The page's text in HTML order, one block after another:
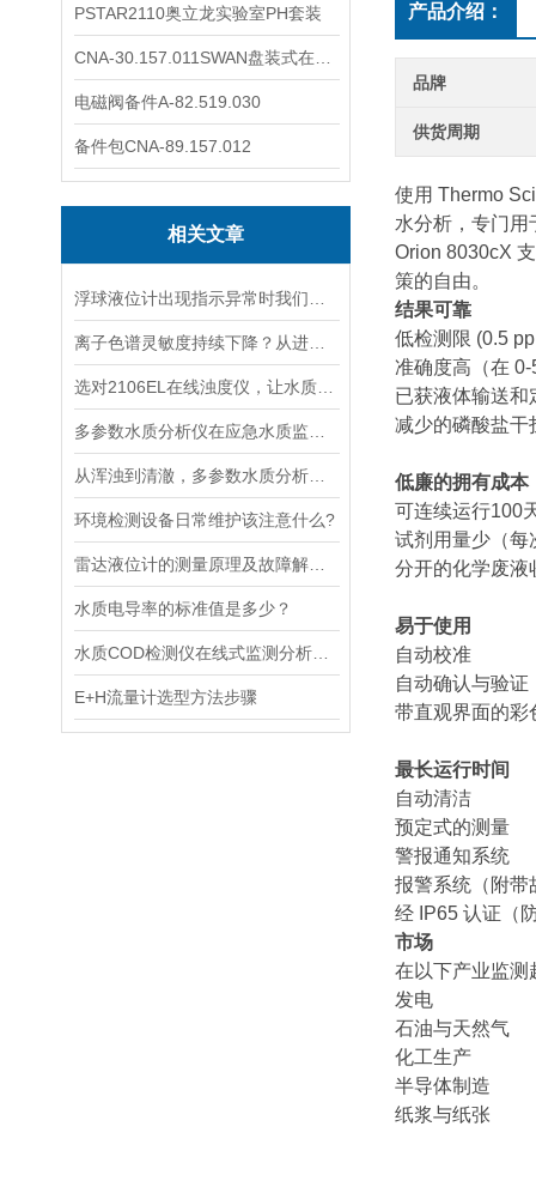
PSTAR2110奥立龙实验室PH套装
电磁阀备件A-82.519.030
备件包CNA-89.157.012
相关文章
环境检测设备日常维护该注意什么?
水质电导率的标准值是多少？
E+H流量计选型方法步骤
产品介绍：
品牌
供货周期
使用 Thermo
水分析，专门
Orion 8030cX
策的自由。
结果可靠
低检测限 (0.5
准确度高（在
已获液体输送和
减少的磷酸盐干
低廉的拥有成本
可连续运行100
试剂用量少（每
分开的化学废液
易于使用
自动校准
自动确认与验证
带直观界面的彩
最长运行时间
自动清洁
预定式的测量
警报通知系统
报警系统（附带
经 IP65 认证（
市场
在以下产业监测
发电
石油与天然气
化工生产
半导体制造
纸浆与纸张